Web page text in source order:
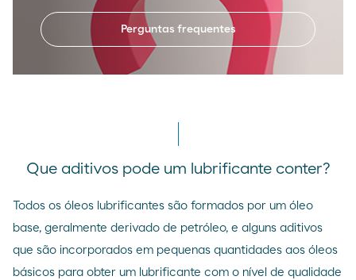
Perguntas frequentes
Que aditivos pode um lubrificante conter?
Todos os óleos lubrificantes são formados por um óleo
base, geralmente derivado de petróleo, e alguns aditivos
que são incorporados em pequenas quantidades aos óleos
básicos para obter um lubrificante com o nível de qualidade